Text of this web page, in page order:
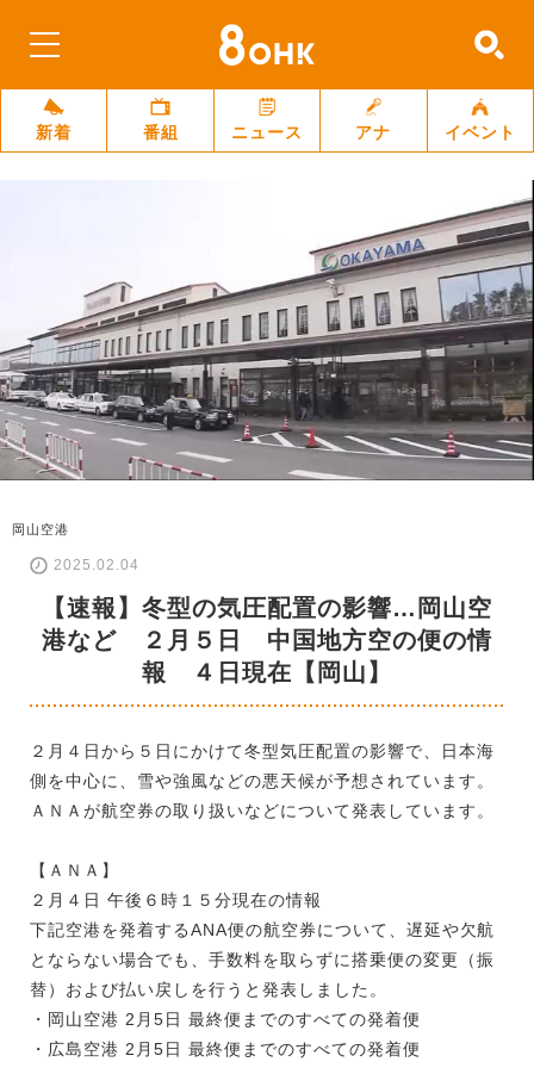
新着 番組 ニュース アナ イベント
岡山空港
2025.02.04
【速報】冬型の気圧配置の影響…岡山空
港など ２月５日 中国地方空の便の情
報 ４日現在【岡山】
２月４日から５日にかけて冬型気圧配置の影響で、日本海
側を中心に、雪や強風などの悪天候が予想されています。
ＡＮＡが航空券の取り扱いなどについて発表しています。
【ＡＮＡ】
２月４日 午後６時１５分現在の情報
下記空港を発着するANA便の航空券について、遅延や欠航
とならない場合でも、手数料を取らずに搭乗便の変更（振
替）および払い戻しを行うと発表しました。
・岡山空港 2月5日 最終便までのすべての発着便
・広島空港 2月5日 最終便までのすべての発着便